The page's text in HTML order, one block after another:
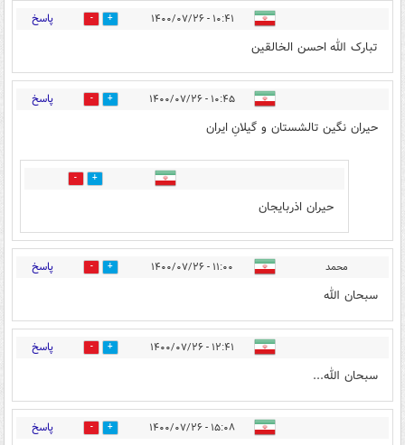
۱۰:۴۱ - ۱۴۰۰/۰۷/۲۶ 4 پاسخ
تبارک الله احسن الخالقین
۱۰:۴۵ - ۱۴۰۰/۰۷/۲۶ 2 پاسخ
حیران نگین تالشستان و گیلانِ ایران
2
حیران اذربایجان
محمد ۱۱:۰۰ - ۱۴۰۰/۰۷/۲۶ 4 پاسخ
سبحان الله
۱۲:۴۱ - ۱۴۰۰/۰۷/۲۶ 3 پاسخ
سبحان الله...
۱۵:۰۸ - ۱۴۰۰/۰۷/۲۶ 0 پاسخ